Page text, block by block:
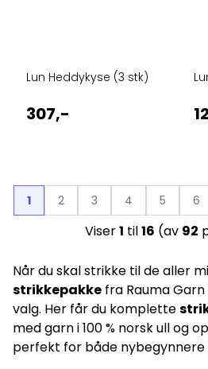
Lun Heddykyse (3 stk)
307,-
1 2 3 4 5 6
Viser1 til16 (av 92
Når du skal strikke til de aller
strikkepakke fra Rauma
valg. Her får du komplette
med garn i 100 % norsk ull og
perfekt for både